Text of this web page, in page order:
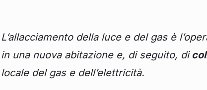
L’allacciamento della luce e del gas è
in una nuova abitazione e, di seguito, di
locale del gas e dell’elettricità.